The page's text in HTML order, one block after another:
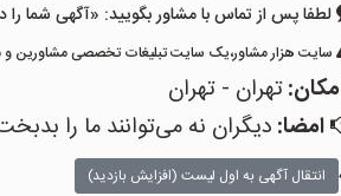
لطفا پس از تماس با مشاور بگویید: «آگهی شما را در سایت
سایت هزار مشاور،یک سایت تبلیغات تخصصی مشاورین و
مکان:تهران - تهران
امضا:دیگران نه می‌توانند ما را
انتقال آگهی به اول لیست (افزایش بازدید)